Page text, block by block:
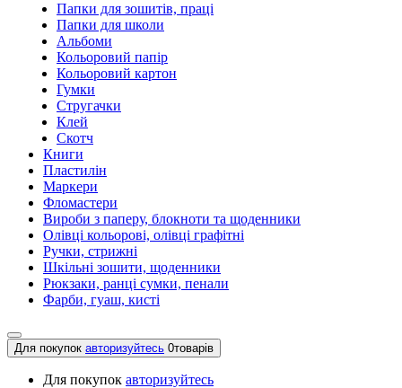
Папки для зошитів, праці
Папки для школи
Альбоми
Кольоровий папір
Кольоровий картон
Гумки
Стругачки
Клей
Скотч
Книги
Пластилін
Маркери
Фломастери
Вироби з паперу, блокноти та щоденники
Олівці кольорові, олівці графітні
Ручки, стрижні
Шкільні зошити, щоденники
Рюкзаки, ранці сумки, пенали
Фарби, гуаш, кисті
Для покупок авторизуйтесь 0товарів
Для покупок авторизуйтесь